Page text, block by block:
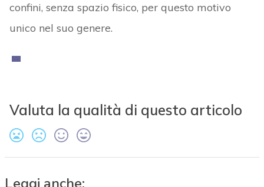
confini, senza spazio fisico, per questo motivo
unico nel suo genere.
Valuta la qualità di questo articolo